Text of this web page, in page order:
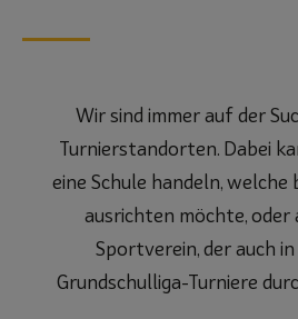
Wir sind immer auf der
Turnierstandorten. Dabei
eine Schule handeln, welche
ausrichten möchte, oder
Sportverein, der auch
Grundschulliga-Turniere